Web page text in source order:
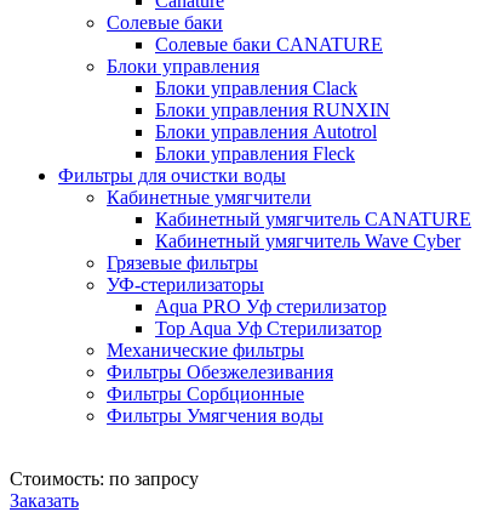
Солевые баки
Солевые баки CANATURE
Блоки управления
Блоки управления Clack
Блоки управления RUNXIN
Блоки управления Autotrol
Блоки управления Fleck
Фильтры для очистки воды
Кабинетные умягчители
Кабинетный умягчитель CANATURE
Кабинетный умягчитель Wave Cyber
Грязевые фильтры
УФ-стерилизаторы
Aqua PRO Уф стерилизатор
Top Aqua Уф Стерилизатор
Механические фильтры
Фильтры Обезжелезивания
Фильтры Сорбционные
Фильтры Умягчения воды
Стоимость: по запросу
Заказать